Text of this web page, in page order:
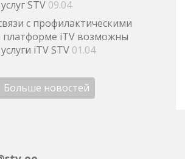
STV 09.04
с профилактическими
платформе iTV возможны
iTV STV 01.04
Больше новостей